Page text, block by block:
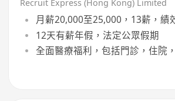
Recruit Express (Hong Kong) Limited
月薪20,000至25,000，13薪，績
12天有薪年假，法定公眾假期
全面醫療福利，包括門診，住院